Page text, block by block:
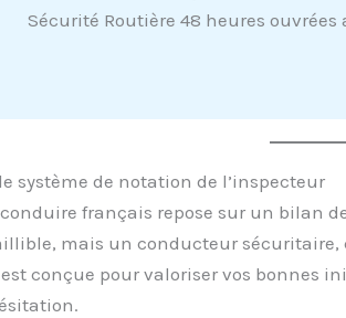
Sécurité Routière 48 heures ouvrées
système de notation de l’inspecteur
français repose sur un bilan
mais un conducteur sécuritaire,
est conçue pour valoriser vos bonnes